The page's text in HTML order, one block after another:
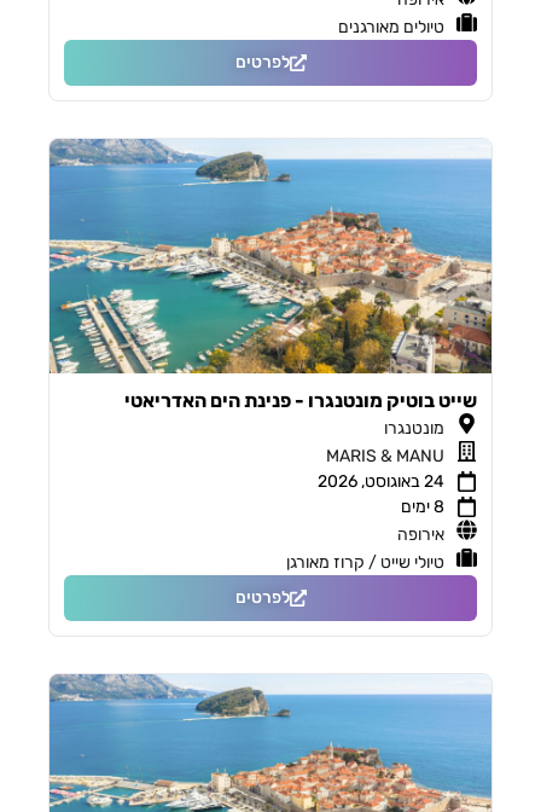
טיולים מאורגנים
לפרטים
שייט בוטיק מונטנגרו - פנינת הים האדריאטי
מונטנגרו
MARIS & MANU
24 באוגוסט, 2026
8 ימים
אירופה
טיולי שייט / קרוז מאורגן
לפרטים